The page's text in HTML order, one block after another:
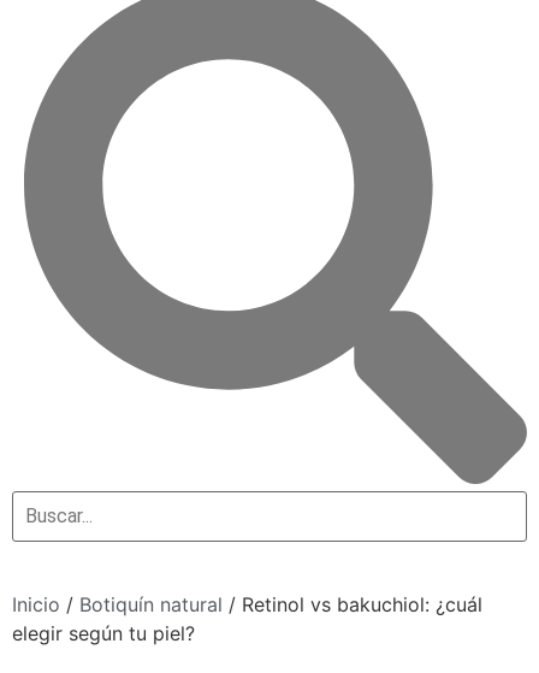
Inicio / Botiquín natural / Retinol vs bakuchiol: ¿cuál
elegir según tu piel?